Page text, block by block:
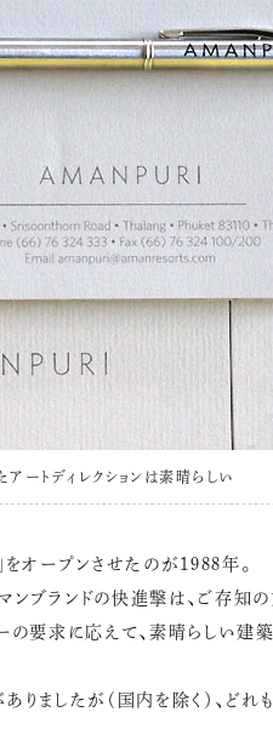
ートディレクションは素晴らしい
をオープンさせたのが1988年。
ブランドの快進撃は、ご存知の
の要求に応えて、素晴らしい建
りましたが（国内を除く）、どれ